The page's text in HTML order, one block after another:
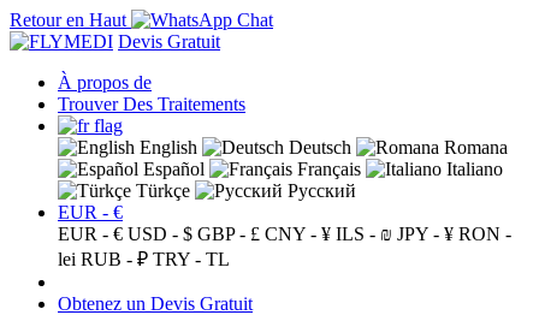
Retour en Haut
Devis Gratuit
À propos de
Trouver Des Traitements
English Deutsch
Romana
Español
Français
Italiano
Türkçe
Русский
EUR - €
EUR - € USD - $ GBP - £ CNY - ¥ ILS - ₪ JPY - ¥ RON -
lei RUB - ₽ TRY - TL
Obtenez un Devis Gratuit